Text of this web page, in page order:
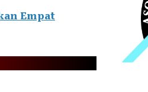
Empat